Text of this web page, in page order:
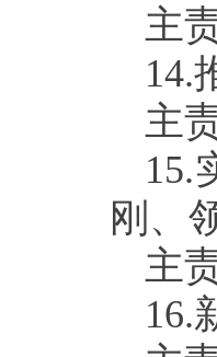
主
14.
主
15.
刚、
主
16.